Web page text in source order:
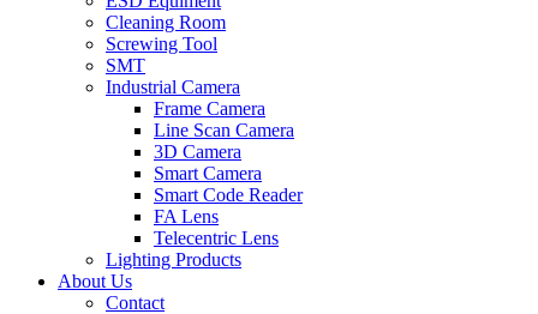
Cleaning Room
Screwing Tool
SMT
Industrial Camera
Frame Camera
Line Scan Camera
3D Camera
Smart Camera
Smart Code Reader
FA Lens
Telecentric Lens
Lighting Products
About Us
Contact